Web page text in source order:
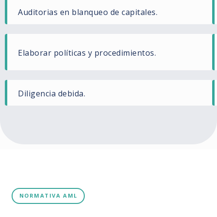
Auditorias en blanqueo de capitales.
Elaborar políticas y procedimientos.
Diligencia debida.
NORMATIVA AML